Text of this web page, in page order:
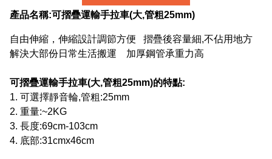
產品名稱:可摺疊運輸手拉車(大,管粗25mm)
自由伸縮，伸縮設計調節方便 摺疊後容量細,不佔用地方
解決大部份日常生活搬運 加厚鋼管承重力高
可摺疊運輸手拉車(大,管粗25mm)的特點:
1. 可選擇靜音輪,管粗:25mm
2. 重量:~2KG
3. 長度:69cm-103cm
4. 底部:31cmx46cm